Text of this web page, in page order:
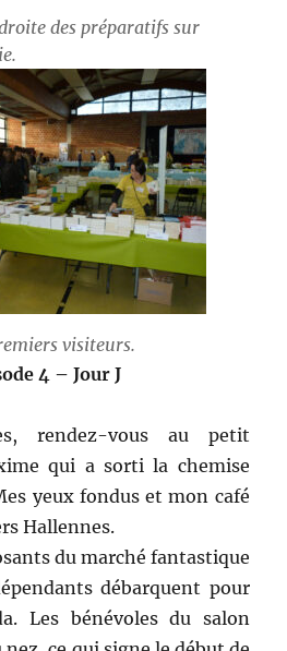
des préparatifs sur
visiteurs.
4 – Jour J
rendez-vous au petit
qui a sorti la chemise
yeux fondus et mon café
Hallennes.
du marché fantastique
débarquent pour
Les bénévoles du salon